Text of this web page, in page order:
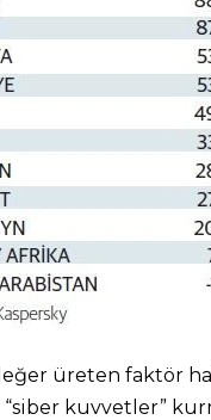
üreten faktör
“siber kuvvetler”